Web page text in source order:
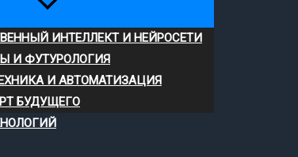
ИНТЕЛЛЕКТ И НЕЙРОСЕТИ
И ФУТУРОЛОГИЯ
И АВТОМАТИЗАЦИЯ
БУДУЩЕГО